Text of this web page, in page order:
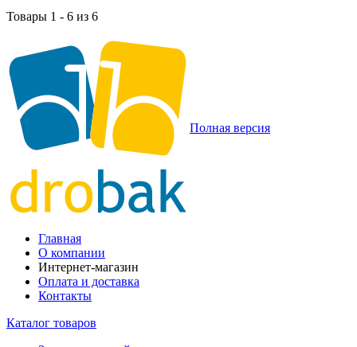
Товары 1 - 6 из 6
Полная версия
Главная
О компании
Интернет-магазин
Оплата и доставка
Контакты
Каталог товаров